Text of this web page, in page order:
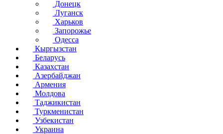
Донецк
Луганск
Харьков
Запорожье
Одесса
Кыргызстан
Беларусь
Казахстан
Азербайджан
Армения
Молдова
Таджикистан
Туркменистан
Узбекистан
Украина